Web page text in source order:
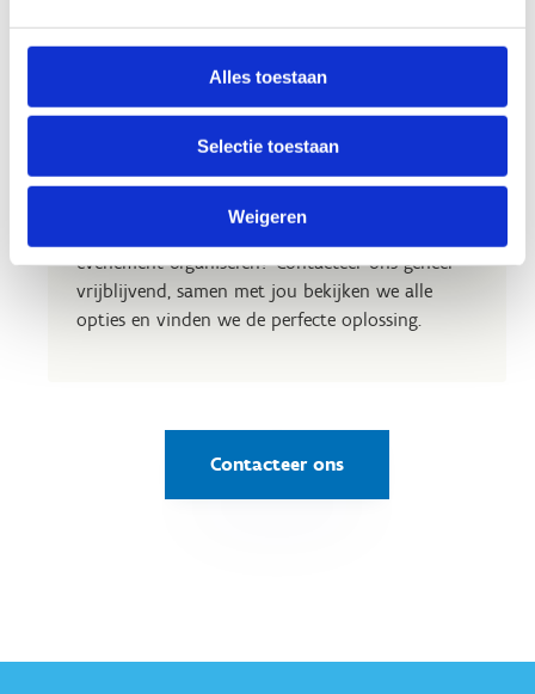
Alles toestaan
Selectie toestaan
Weigeren
Op zoek naar een uitvalsbasis
voor jouw club?
Zoek je een plek voor je trainingen en
wedstrijden? Wil je met je sportclub een
evenement organiseren? Contacteer ons geheel
vrijblijvend, samen met jou bekijken we alle
opties en vinden we de perfecte oplossing.
Contacteer ons